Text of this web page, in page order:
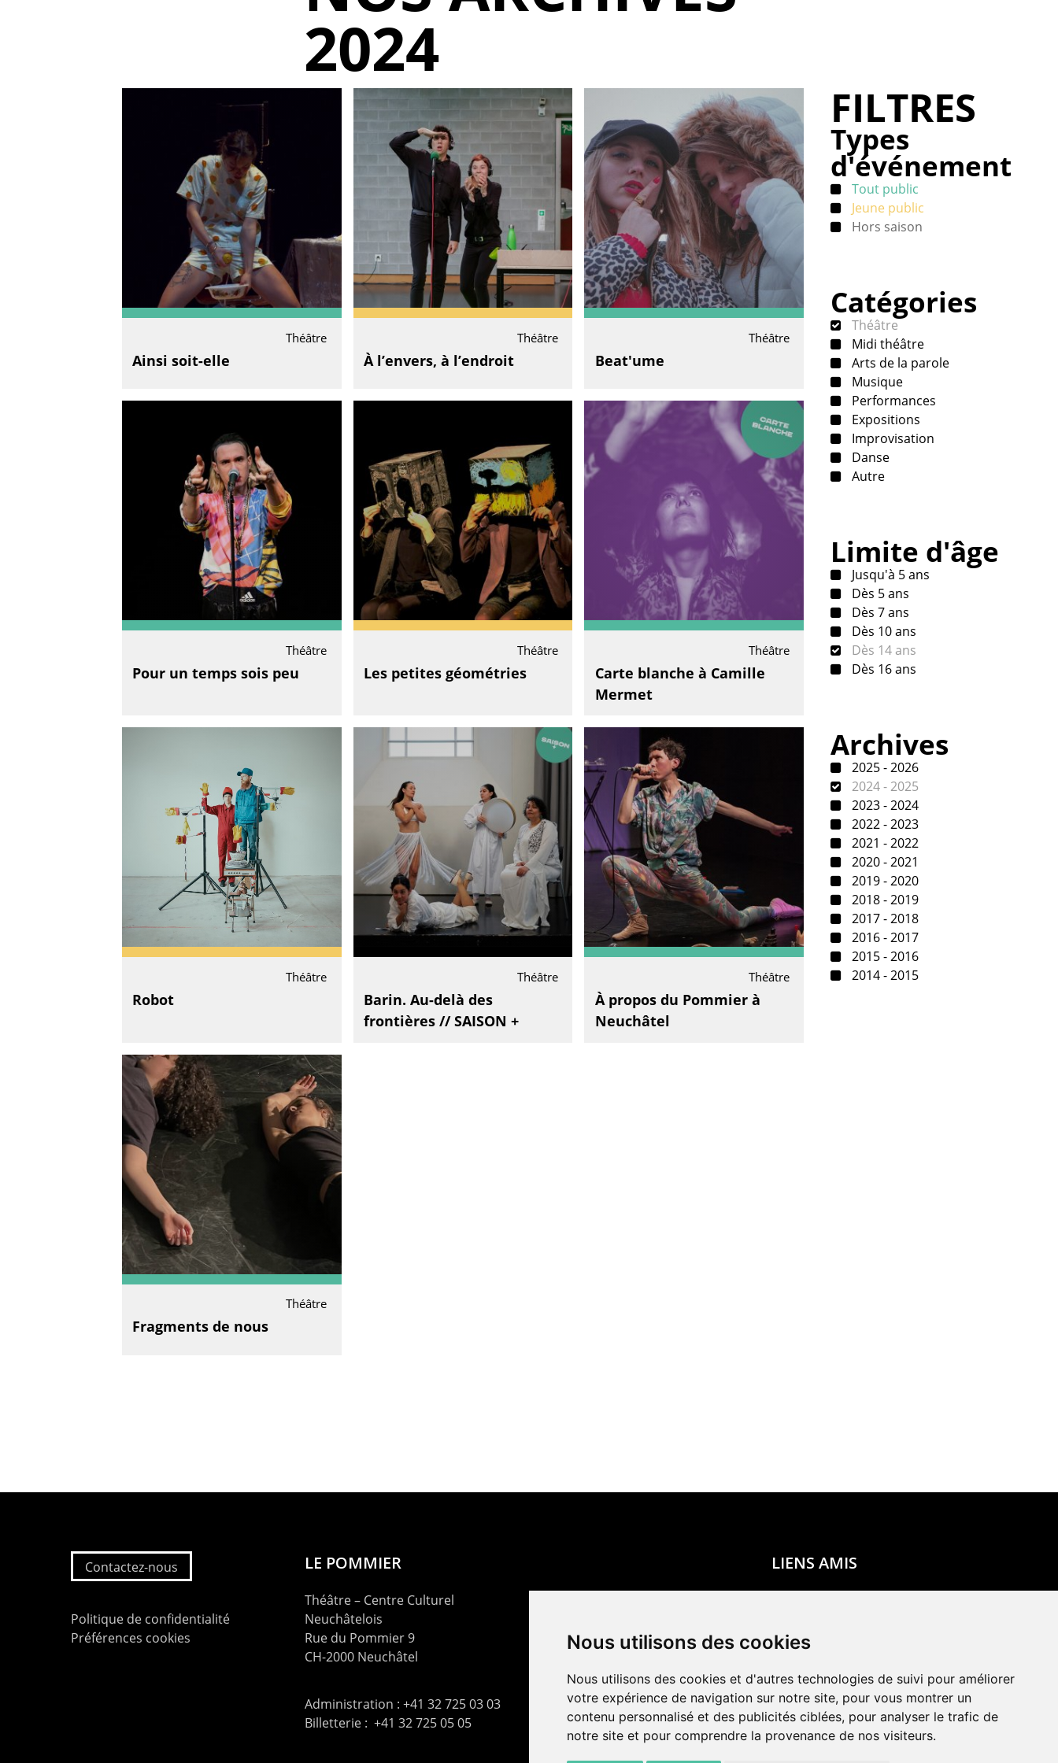
Nous utilisons des cookies
Nous utilisons des cookies et d'autres technologies de suivi pour améliorer
votre expérience de navigation sur notre site, pour vous montrer un
contenu personnalisé et des publicités ciblées, pour analyser le trafic de
notre site et pour comprendre la provenance de nos visiteurs.
2024
Théâtre
Ainsi soit-elle
Théâtre
À l’envers, à l’endroit
Théâtre
Beat'ume
Théâtre
Pour un temps sois peu
Théâtre
Les petites géométries
Théâtre
Carte blanche à Camille
Mermet
Théâtre
Robot
Théâtre
Barin. Au-delà des
frontières // SAISON +
Théâtre
À propos du Pommier à
Neuchâtel
Théâtre
Fragments de nous
FILTRES
Types
d'événement
Tout public
Jeune public
Hors saison
Catégories
Théâtre
Midi théâtre
Arts de la parole
Musique
Performances
Expositions
Improvisation
Danse
Autre
Limite d'âge
Jusqu'à 5 ans
Dès 5 ans
Dès 7 ans
Dès 10 ans
Dès 14 ans
Dès 16 ans
Archives
2025 - 2026
2024 - 2025
2023 - 2024
2022 - 2023
2021 - 2022
2020 - 2021
2019 - 2020
2018 - 2019
2017 - 2018
2016 - 2017
2015 - 2016
2014 - 2015
Contactez-nous
Politique de confidentialité
Préférences cookies
LE POMMIER
Théâtre – Centre Culturel
Neuchâtelois
Rue du Pommier 9
CH-2000 Neuchâtel
Administration : +41 32 725 03 03
Billetterie : +41 32 725 05 05
LIENS AMIS